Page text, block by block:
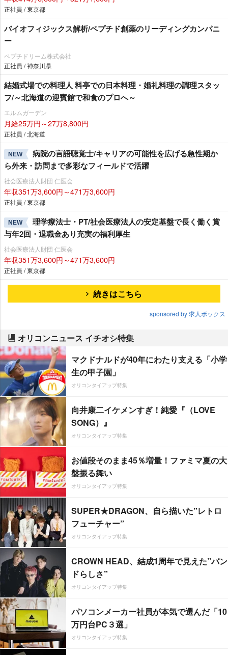
正社員 / 東京都
バイオフィジックス解析/ペプチド創薬のリーディングカンパニ
ー
ペプチドリーム株式会社
正社員 / 神奈川県
結婚式場での料理人 料亭での日本料理・婚礼料理の調理スタッ
フ/～北海道の迎賓館で和食のプロへ～
エルムガーデン
月給25万円～27万8,800円
正社員 / 北海道
NEW
病院の言語聴覚士/キャリアの可能性を広げる急性期か
ら外来・訪問まで多彩なフィールドで活躍
社会医療法人財団 仁医会
年収351万3,600円～471万3,600円
正社員 / 東京都
NEW
理学療法士・PT/社会医療法人の安定基盤で長く働く賞
与年2回・退職金あり充実の福利厚生
社会医療法人財団 仁医会
年収351万3,600円～471万3,600円
正社員 / 東京都
続きはこちら
sponsored by 求人ボックス
オリコンニュース イチオシ特集
マクドナルドが40年にわたり支える「小学
生の甲子園」
オリコンタイアップ特集
向井康二イケメンすぎ！純愛『（LOVE
SONG）』
オリコンタイアップ特集
お値段そのまま45％増量！ファミマ夏の大
盤振る舞い
オリコンタイアップ特集
SUPER★DRAGON、自ら描いた”レトロ
フューチャー”
オリコンタイアップ特集
CROWN HEAD、結成1周年で見えた”バン
ドらしさ”
オリコンタイアップ特集
パソコンメーカー社員が本気で選んだ「10
万円台PC３選」
オリコンタイアップ特集